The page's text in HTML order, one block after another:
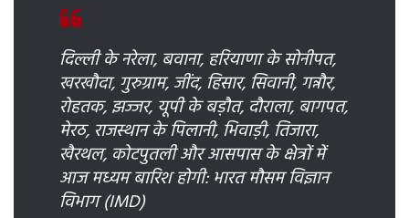
दिल्ली के नरेला, बवाना, हरियाणा के सोनीपत,
खरखौदा, गुरुग्राम, जींद, हिसार, सिवानी, गन्नौर,
रोहतक, झज्जर, यूपी के बड़ौत, दौराला, बागपत,
मेरठ, राजस्थान के पिलानी, भिवाड़ी, तिजारा,
खैरथल, कोटपुतली और आसपास के क्षेत्रों में
आज मध्यम बारिश होगी: भारत मौसम विज्ञान
विभाग (IMD)